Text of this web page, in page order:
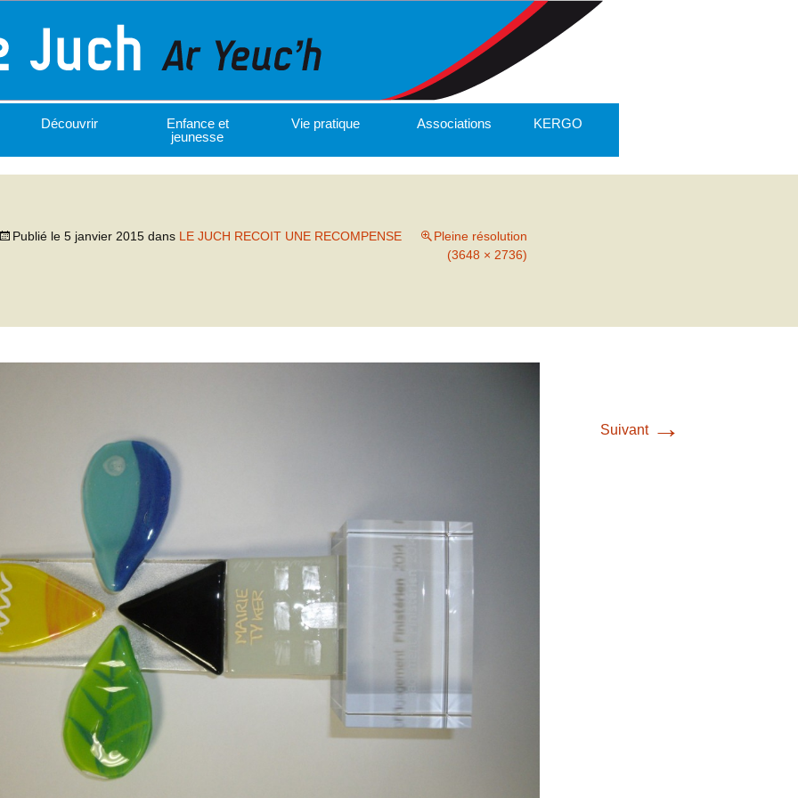
Découvrir
Enfance et
jeunesse
Vie pratique Associations KERGO
Publié le 5 janvier 2015 dans LE JUCH RECOIT UNE RECOMPENSE
Pleine résolution
(3648 × 2736)
Suivant →